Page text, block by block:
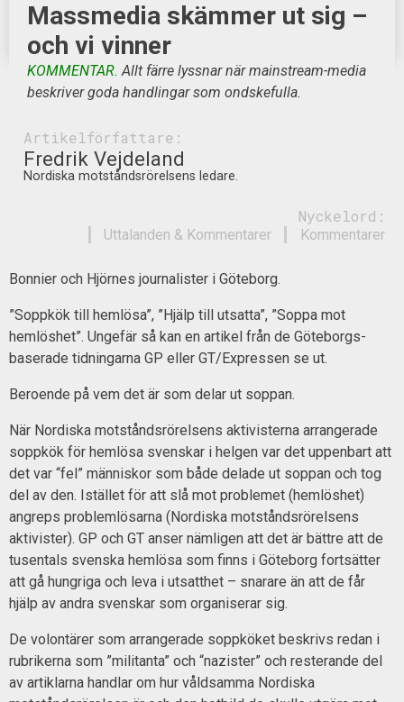
Massmedia skämmer ut sig –
och vi vinner
KOMMENTAR. Allt färre lyssnar när mainstream-media
beskriver goda handlingar som ondskefulla.
Artikelförfattare:
Fredrik Vejdeland
Nordiska motståndsrörelsens ledare.
Nyckelord:
Kommentarer
Uttalanden & Kommentarer
Bonnier och Hjörnes journalister i Göteborg.
”Soppkök till hemlösa”, ”Hjälp till utsatta”, ”Soppa mot
hemlöshet”. Ungefär så kan en artikel från de Göteborgs-
baserade tidningarna GP eller GT/Expressen se ut.
Beroende på vem det är som delar ut soppan.
När Nordiska motståndsrörelsens aktivisterna arrangerade
soppkök för hemlösa svenskar i helgen var det uppenbart att
det var “fel” människor som både delade ut soppan och tog
del av den. Istället för att slå mot problemet (hemlöshet)
angreps problemlösarna (Nordiska motståndsrörelsens
aktivister). GP och GT anser nämligen att det är bättre att de
tusentals svenska hemlösa som finns i Göteborg fortsätter
att gå hungriga och leva i utsatthet – snarare än att de får
hjälp av andra svenskar som organiserar sig.
De volontärer som arrangerade soppköket beskrivs redan i
rubrikerna som ”militanta” och “nazister” och resterande del
av artiklarna handlar om hur våldsamma Nordiska